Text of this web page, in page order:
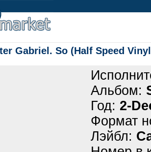
Gabriel. So (Half Speed
Альбом:
Год: 2-
Формат
Лэйбл: